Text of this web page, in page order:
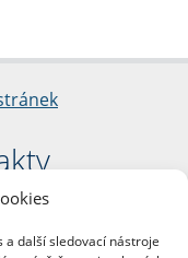
a další sledovací nástroje
1/2